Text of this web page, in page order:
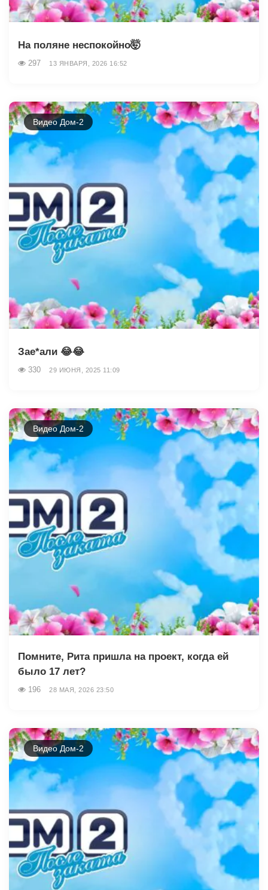
На поляне неспокойно🤯
297 13 ЯНВАРЯ, 2026 16:52
Видео Дом-2
Зае*али 😂😂
330 29 ИЮНЯ, 2025 11:09
Видео Дом-2
Помните, Рита пришла на проект, когда ей
было 17 лет?
196 28 МАЯ, 2026 23:50
Видео Дом-2